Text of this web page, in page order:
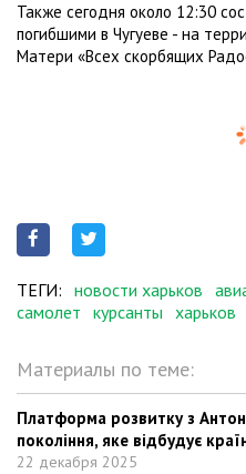
Также сегодня около 12:30
погибшими в Чугуеве - на
Матери «Всех скорбящих
ТЕГИ: новости харьков
самолет курсанты харьков
Материалы по теме:
Платформа розвитку з
покоління, яке відбудує
22 декабря 2025